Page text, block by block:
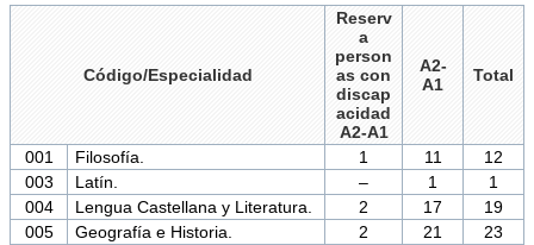
Código/Especialidad
Reserv
a
person
as con
discap
acidad
A2-A1
A2-
A1
Total
001 Filosofía. 1 11
12
003
Latín. – 1
1
004
Lengua Castellana y Literatura. 2 17
19
005
Geografía e Historia. 2 21
23